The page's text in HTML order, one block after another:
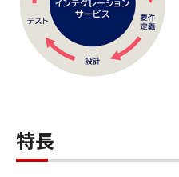
特長